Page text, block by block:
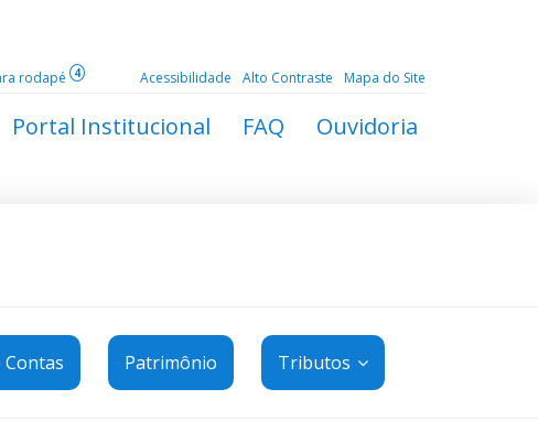
rodapé 4 Acessibilidade Alto Contraste Mapa do Site
Portal Institucional FAQ Ouvidoria
Contas Patrimônio Tributos